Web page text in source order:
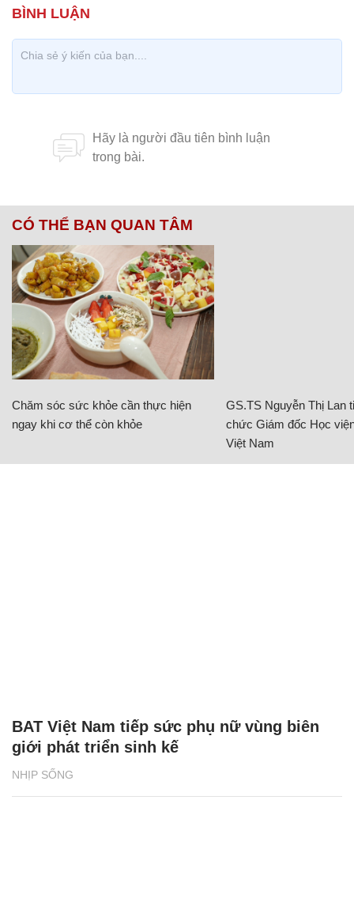
CÓ THỂ BẠN QUAN TÂM
Chăm sóc sức khỏe cần thực hiện
ngay khi cơ thể còn khỏe
GS.TS Nguyễn Thị Lan
chức Giám đốc Học
Việt Nam
NHỊP SỐNG
BAT Việt Nam tiếp sức phụ nữ vùng biên
giới phát triển sinh kế